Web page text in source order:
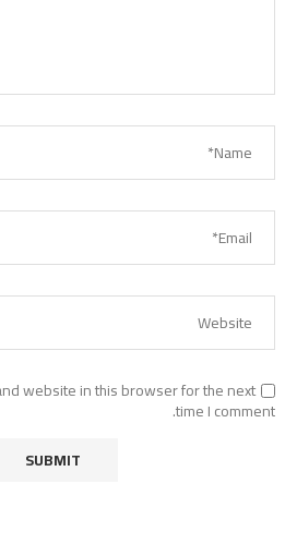
website in this browser for the next
time I comment.